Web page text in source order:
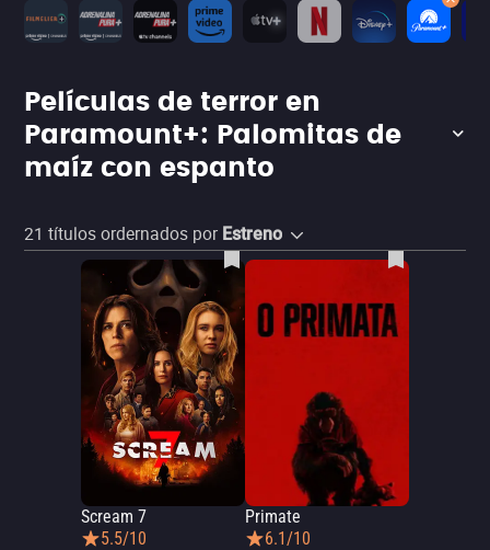
Películas de terror en
Paramount+: Palomitas de
maíz con espanto
21 títulos ordernados por Estreno
Scream 7
5.5/10
Primate
6.1/10